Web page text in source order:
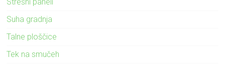
Suha gradnja
Talne ploščice
Tek na smučeh